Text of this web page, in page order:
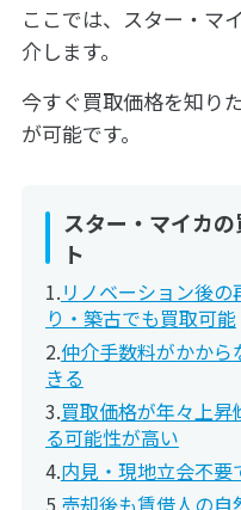
ここでは、スター・マ
介します。
今すぐ買取価格を知り
が可能です。
スター・マイカ
ト
リノベーション後
り・築古でも買取可能
仲介手数料がかか
きる
買取価格が年々上昇
る可能性が高い
内見・現地立会不
売却後も賃借人の